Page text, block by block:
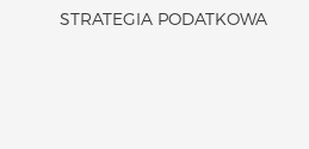
STRATEGIA PODATKOWA